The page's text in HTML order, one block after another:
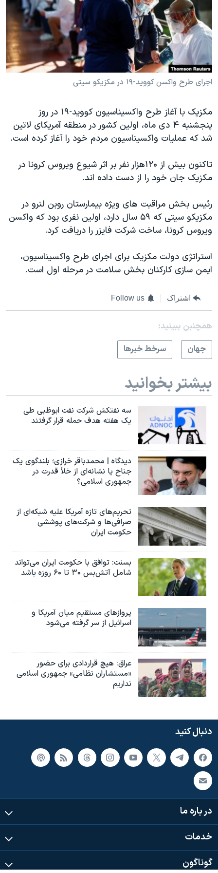
فرهنگ و زندگی
حقوق شهروندی
اقتصادی
علم و فناوری
اسرائیل در جنگ
آرشیو پخش زنده
مستندها
انتخابات ریاست جمهوری آمریکا ۲۰۲۴
حمله جمهوری اسلامی به اسرائیل
رمز مهسا
ورزش زنان در ایران
مجموعه مستندهای دادخواهی
تریبونال مردمی آبان ۹۸
چهل سال گروگان‌گیری
قانون شفافیت دارائی کادر رهبری ایران
اعتراضات مردمی آبان ۹۸
اسرائیل در جنگ
نرگس محمدی برنده جایزه نوبل صلح
همایش محافظه‌کاران آمریکا «سی‌پک»
صفحه‌های ویژه
دنبال کنید
زبانهای مختلف
اجرای طرح واکسن کووید-۱۹ در مکزیکو سیتی
مکزیک با آغاز طرح واکسیناسیون کووید-۱۹ در روز
پنجشنبه ۴ دی ماه، اولین کشور در منطقه آمریکای لاتین
شد که عملیات واکسیناسیون مردم خود را آغاز کرده است.
تاکنون بیش از ۱۲۰هزار نفر بر اثر شیوع ویروس کرونا در
مکزیک جان خود را از دست داده اند.
رئیس بخش مراقبت های ویژه بیمارستان روبن لنرو در
مکزیکو سیتی که ۵۹ سال دارد، اولین نفری بود که واکسن
ویروس کرونا، ساخت شرکت فایزر را دریافت کرد.
استراتژی دولت مکزیک برای اجرای طرح واکسیناسیون،
ایمن سازی کارکنان بخش سلامت در مرحله اول است.
اشتراک Follow us
همچنبن ببینید:
جهان
سرخط خبرها
بیشتر بخوانید
سه نفتکش شرکت نفت ابوظبی طی
یک هفته هدف حمله قرار گرفتند
دیدگاه | محمدباقر خرازی؛ بلندگوی یک
جناح یا نشانه‌ای از خلأ قدرت در
جمهوری اسلامی؟
تحریم‌های تازه آمریکا علیه شبکه‌ای از
صرافی‌ها و شرکت‌های پوششی
حکومت ایران
بسنت: توافق با حکومت ایران می‌تواند
شامل آتش‌بس ۳۰ تا ۶۰ روزه باشد
پروازهای مستقیم میان آمریکا و
اسرائیل از سر گرفته می‌شود
عراق: هیچ قراردادی برای حضور
«مستشاران نظامی» جمهوری اسلامی
نداریم
دنبال کنید
در باره ما
خدمات
گوناگون